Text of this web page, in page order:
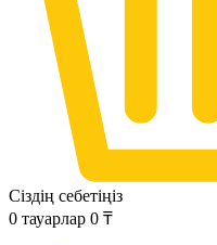
Сіздің себетіңіз
0 тауарлар 0 ₸